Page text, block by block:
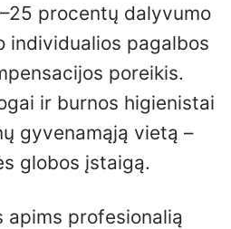
procentų dalyvumo
individualios pagalbos
poreikis.
ir burnos higienistai
gyvenamąją vietą –
globos įstaigą.
apims profesionalią